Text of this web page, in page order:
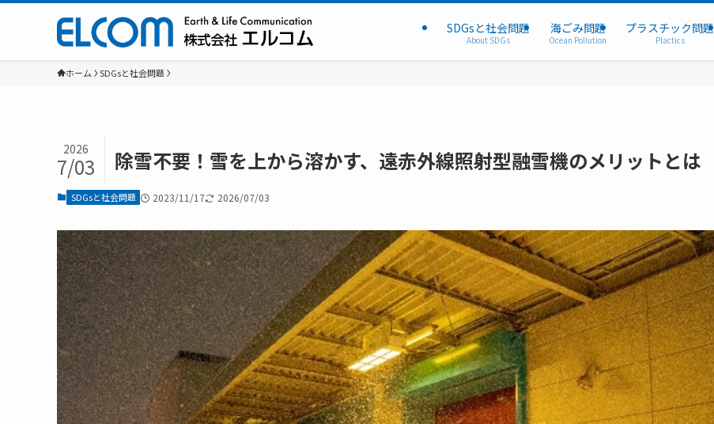
SDGsと社会問題
About SDGs
海ごみ問題
Ocean Pollution
プラスチック問題
Plactics
ホーム SDGsと社会問題
除雪不要！雪を上から溶かす、遠赤外線照射型融雪機のメリットとは
2026
7/03
SDGsと社会問題 2023/11/17 2026/07/03